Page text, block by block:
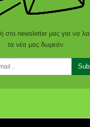
στο newsletter μας για να
τα νέα μας δωρεάν